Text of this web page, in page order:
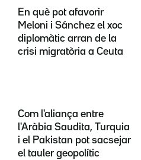
En què pot afavorir
Meloni i Sánchez el xoc
diplomàtic arran de la
crisi migratòria a Ceuta
Com l'aliança entre
l'Aràbia Saudita, Turquia
i el Pakistan pot sacsejar
el tauler geopolític